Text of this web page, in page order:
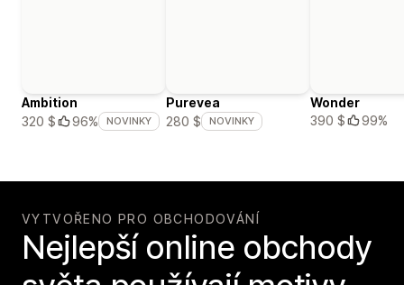
Ambition
320 $
96% NOVINKY
Purevea
280 $
NOVINKY
Wonder
390 $
99%
VYTVOŘENO PRO OBCHODOVÁNÍ
Nejlepší online obchody